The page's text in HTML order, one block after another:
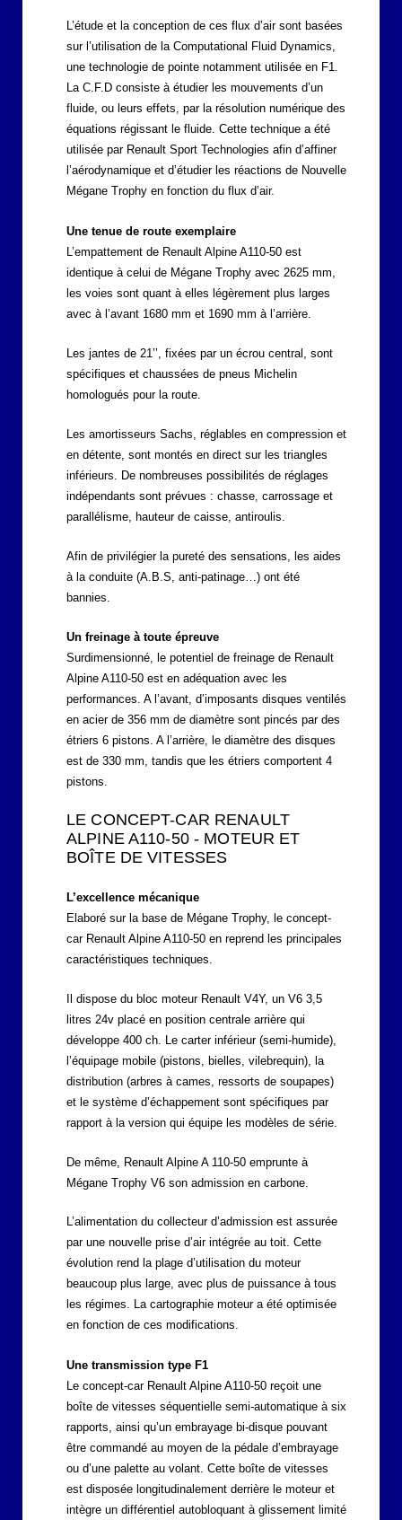
L’étude et la conception de ces flux d’air sont basées
sur l’utilisation de la Computational Fluid Dynamics,
une technologie de pointe notamment utilisée en F1.
La C.F.D consiste à étudier les mouvements d’un
fluide, ou leurs effets, par la résolution numérique des
équations régissant le fluide. Cette technique a été
utilisée par Renault Sport Technologies afin d’affiner
l’aérodynamique et d’étudier les réactions de Nouvelle
Mégane Trophy en fonction du flux d’air.
Une tenue de route exemplaire
L’empattement de Renault Alpine A110-50 est
identique à celui de Mégane Trophy avec 2625 mm,
les voies sont quant à elles légèrement plus larges
avec à l’avant 1680 mm et 1690 mm à l’arrière.
Les jantes de 21’’, fixées par un écrou central, sont
spécifiques et chaussées de pneus Michelin
homologués pour la route.
Les amortisseurs Sachs, réglables en compression et
en détente, sont montés en direct sur les triangles
inférieurs. De nombreuses possibilités de réglages
indépendants sont prévues : chasse, carrossage et
parallélisme, hauteur de caisse, antiroulis.
Afin de privilégier la pureté des sensations, les aides
à la conduite (A.B.S, anti-patinage…) ont été
bannies.
Un freinage à toute épreuve
Surdimensionné, le potentiel de freinage de Renault
Alpine A110-50 est en adéquation avec les
performances. A l’avant, d’imposants disques ventilés
en acier de 356 mm de diamètre sont pincés par des
étriers 6 pistons. A l’arrière, le diamètre des disques
est de 330 mm, tandis que les étriers comportent 4
pistons.
LE CONCEPT-CAR RENAULT
ALPINE A110-50 - MOTEUR ET
BOÎTE DE VITESSES
L’excellence mécanique
Elaboré sur la base de Mégane Trophy, le concept-
car Renault Alpine A110-50 en reprend les principales
caractéristiques techniques.
Il dispose du bloc moteur Renault V4Y, un V6 3,5
litres 24v placé en position centrale arrière qui
développe 400 ch. Le carter inférieur (semi-humide),
l’équipage mobile (pistons, bielles, vilebrequin), la
distribution (arbres à cames, ressorts de soupapes)
et le système d’échappement sont spécifiques par
rapport à la version qui équipe les modèles de série.
De même, Renault Alpine A 110-50 emprunte à
Mégane Trophy V6 son admission en carbone.
L’alimentation du collecteur d’admission est assurée
par une nouvelle prise d’air intégrée au toit. Cette
évolution rend la plage d’utilisation du moteur
beaucoup plus large, avec plus de puissance à tous
les régimes. La cartographie moteur a été optimisée
en fonction de ces modifications.
Une transmission type F1
Le concept-car Renault Alpine A110-50 reçoit une
boîte de vitesses séquentielle semi-automatique à six
rapports, ainsi qu’un embrayage bi-disque pouvant
être commandé au moyen de la pédale d’embrayage
ou d’une palette au volant. Cette boîte de vitesses
est disposée longitudinalement derrière le moteur et
intègre un différentiel autobloquant à glissement limité